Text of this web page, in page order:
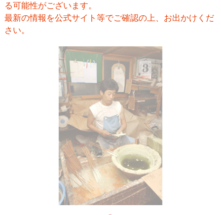
る可能性がございます。
最新の情報を公式サイト等でご確認の上、お出かけくだ
さい。